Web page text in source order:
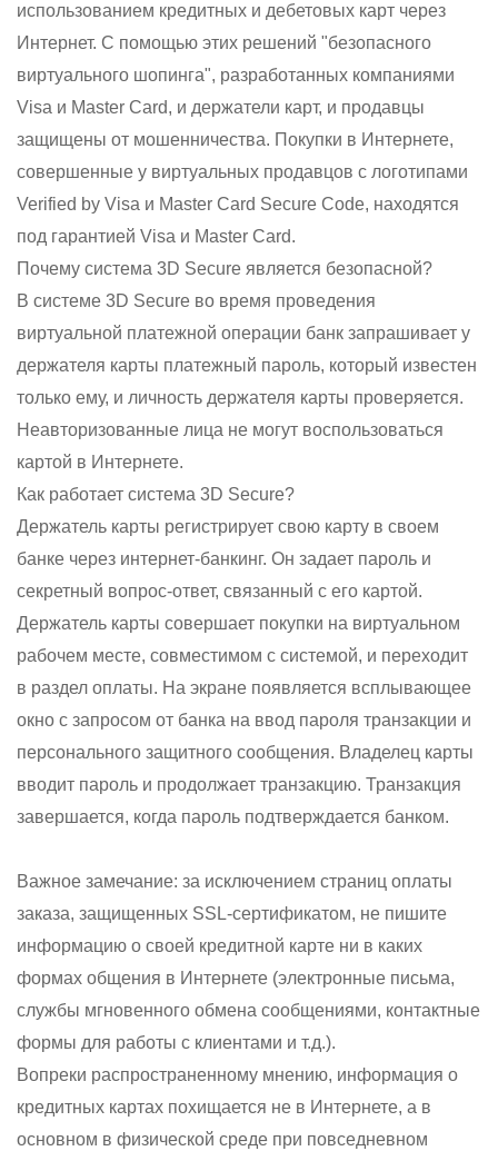
использованием кредитных и дебетовых карт через
Интернет. С помощью этих решений "безопасного
виртуального шопинга", разработанных компаниями
Visa и Master Card, и держатели карт, и продавцы
защищены от мошенничества. Покупки в Интернете,
совершенные у виртуальных продавцов с логотипами
Verified by Visa и Master Card Secure Code, находятся
под гарантией Visa и Master Card.
Почему система 3D Secure является безопасной?
В системе 3D Secure во время проведения
виртуальной платежной операции банк запрашивает у
держателя карты платежный пароль, который известен
только ему, и личность держателя карты проверяется.
Неавторизованные лица не могут воспользоваться
картой в Интернете.
Как работает система 3D Secure?
Держатель карты регистрирует свою карту в своем
банке через интернет-банкинг. Он задает пароль и
секретный вопрос-ответ, связанный с его картой.
Держатель карты совершает покупки на виртуальном
рабочем месте, совместимом с системой, и переходит
в раздел оплаты. На экране появляется всплывающее
окно с запросом от банка на ввод пароля транзакции и
персонального защитного сообщения. Владелец карты
вводит пароль и продолжает транзакцию. Транзакция
завершается, когда пароль подтверждается банком.
Важное замечание: за исключением страниц оплаты
заказа, защищенных SSL-сертификатом, не пишите
информацию о своей кредитной карте ни в каких
формах общения в Интернете (электронные письма,
службы мгновенного обмена сообщениями, контактные
формы для работы с клиентами и т.д.).
Вопреки распространенному мнению, информация о
кредитных картах похищается не в Интернете, а в
основном в физической среде при повседневном